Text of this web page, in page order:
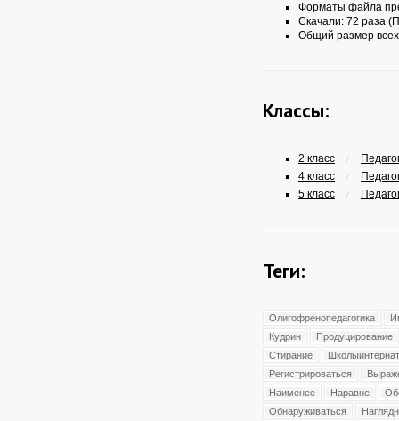
Форматы файла
Скачали: 72 раза
Общий размер
Классы:
2 класс /
4 класс
/
5 класс
/
Теги:
Олигофренопедагогика
Кудрин
Продуцирование
Стирание
Школыинтернат
Регистрироваться
Наименее
Наравне
Обнаруживаться